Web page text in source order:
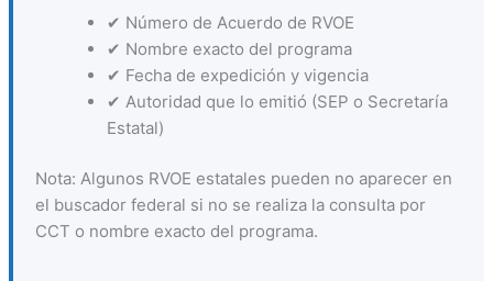
✔ Número de Acuerdo de RVOE
✔ Nombre exacto del programa
✔ Fecha de expedición y vigencia
✔ Autoridad que lo emitió (SEP o Secretaría
Estatal)
Nota: Algunos RVOE estatales pueden no aparecer en
el buscador federal si no se realiza la consulta por
CCT o nombre exacto del programa.